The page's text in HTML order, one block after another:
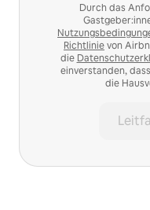
Durch das
Richtlinievon
die
einverstanden,
die